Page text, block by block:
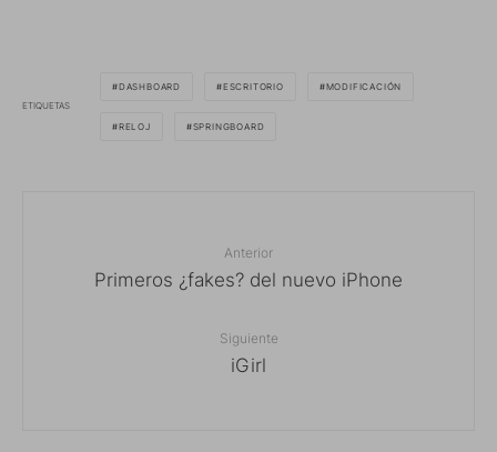
ETIQUETAS
DASHBOARD ESCRITORIO MODIFICACIÓN
RELOJ SPRINGBOARD
Anterior
Primeros ¿fakes? del nuevo iPhone
Siguiente
iGirl